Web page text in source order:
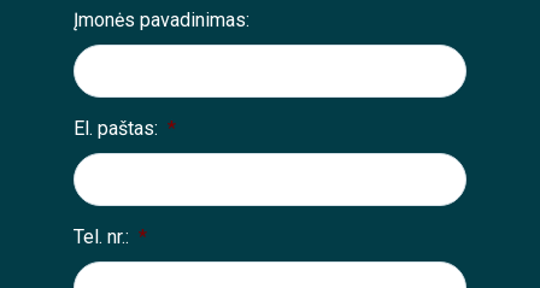
Įmonės pavadinimas:
El. paštas: *
Tel. nr.: *